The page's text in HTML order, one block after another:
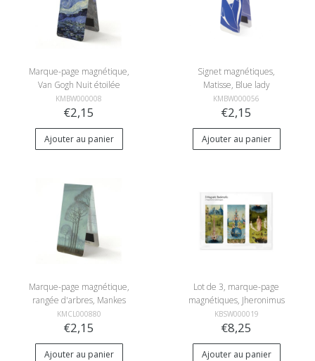
Marque-page magnétique,
Van Gogh Nuit étoilée
KMBW000008
€2,15
Ajouter au panier
Signet magnétiques,
Matisse, Blue lady
KMBW000056
€2,15
Ajouter au panier
Marque-page magnétique,
rangée d'arbres, Mankes
KMCL000880
€2,15
Ajouter au panier
Lot de 3, marque-page
magnétiques, Jheronimus
Bosch
KBSW000019
€8,25
Ajouter au panier